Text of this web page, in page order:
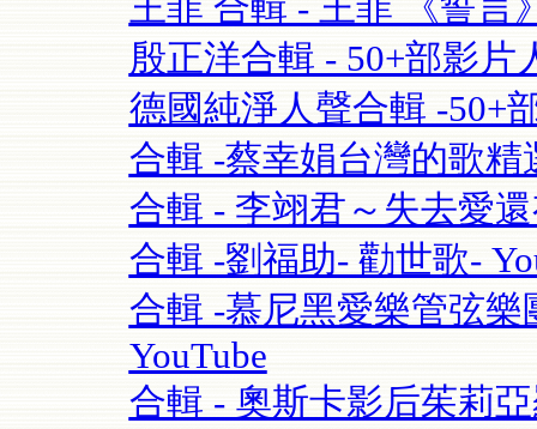
王菲 合輯 - 王菲 《誓言
殷正洋合輯 - 50+部影片
德國純淨人聲合輯 -50+
合輯 -蔡幸娟台灣的歌精
合輯 - 李翊君～失去愛
合輯 -劉福助- 勸世歌-
合輯 -慕尼黑愛樂管弦樂
YouTube
合輯 - 奧斯卡影后茱莉亞